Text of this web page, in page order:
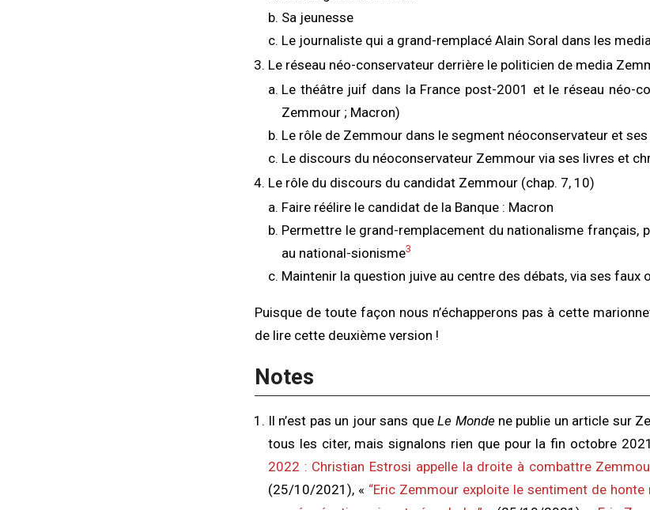
Sa jeunesse
Le journaliste qui a grand-remplacé Alain Soral dans les
Le réseau néo-conservateur derrière le politicien de media
Le théâtre juif dans la France post-2001 et le réseau néo-
Zemmour ; Macron)
Le rôle de Zemmour dans le segment néoconservateur et
Le discours du néoconservateur Zemmour via ses livres et
Le rôle du discours du candidat Zemmour (chap. 7, 10)
Faire réélire le candidat de la Banque : Macron
Permettre le grand-remplacement du nationalisme français,
au national-sionisme3
Maintenir la question juive au centre des débats, via ses faux
Puisque de toute façon nous n’échapperons pas à cette
de lire cette deuxième version !
Notes
Il n’est pas un jour sans queLe Monde ne publie un article sur
tous les citer, mais signalons rien que pour la fin octobre
2022 : Christian Estrosi appelle la droite à combattre
(25/10/2021), « “Eric Zemmour exploite le sentiment de honte